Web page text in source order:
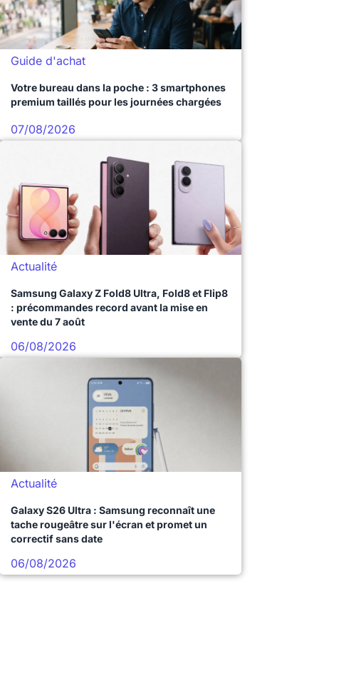
Guide d'achat
Votre bureau dans la poche : 3 smartphones
premium taillés pour les journées chargées
07/08/2026
Actualité
Samsung Galaxy Z Fold8 Ultra, Fold8 et Flip8
: précommandes record avant la mise en
vente du 7 août
06/08/2026
Actualité
Galaxy S26 Ultra : Samsung reconnaît une
tache rougeâtre sur l'écran et promet un
correctif sans date
06/08/2026